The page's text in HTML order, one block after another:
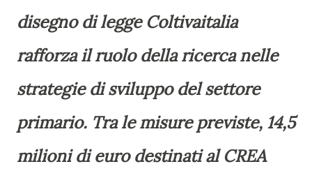
disegno di legge Coltivaitalia
rafforza il ruolo della ricerca nelle
strategie di sviluppo del settore
primario. Tra le misure previste, 14,5
milioni di euro destinati al CREA